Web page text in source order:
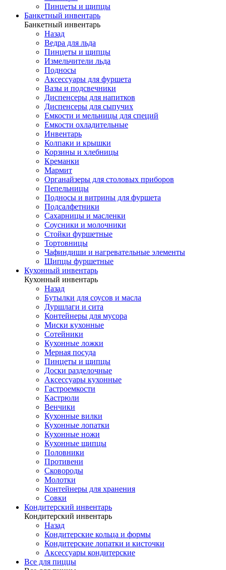
Пинцеты и щипцы
Банкетный инвентарь
Банкетный инвентарь
Назад
Ведра для льда
Пинцеты и щипцы
Измельчители льда
Подносы
Аксессуары для фуршета
Вазы и подсвечники
Диспенсеры для напитков
Диспенсеры для сыпучих
Емкости и мельницы для специй
Емкости охладительные
Инвентарь
Колпаки и крышки
Корзины и хлебницы
Креманки
Мармит
Органайзеры для столовых приборов
Пепельницы
Подносы и витрины для фуршета
Подсалфетники
Сахарницы и масленки
Соусники и молочники
Стойки фуршетные
Тортовницы
Чафиндиши и нагревательные элементы
Щипцы фуршетные
Кухонный инвентарь
Кухонный инвентарь
Назад
Бутылки для соусов и масла
Дуршлаги и сита
Контейнеры для мусора
Миски кухонные
Сотейники
Кухонные ложки
Мерная посуда
Пинцеты и щипцы
Доски разделочные
Аксессуары кухонные
Гастроемкости
Кастрюли
Венчики
Кухонные вилки
Кухонные лопатки
Кухонные ножи
Кухонные щипцы
Половники
Противени
Сковороды
Молотки
Контейнеры для хранения
Совки
Кондитерский инвентарь
Кондитерский инвентарь
Назад
Кондитерские кольца и формы
Кондитерские лопатки и кисточки
Аксессуары кондитерские
Все для пиццы